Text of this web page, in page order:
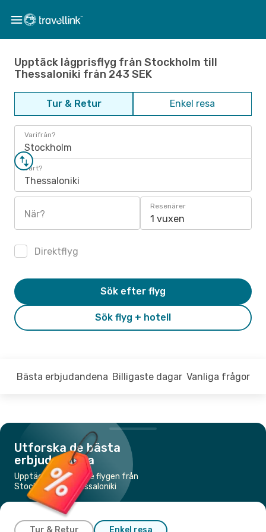
Upptäck lågprisflyg från Stockholm till
Thessaloniki från 243 SEK
Tur & Retur Enkel resa
Varifrån?
Stockholm
Vart?
Thessaloniki
När?
Resenärer
1 vuxen
Direktflyg
Sök flyg + hotell
Sök efter flyg
Bästa erbjudandena Billigaste dagar Vanliga frågor
Utforska de bästa
erbjudandena
Upptäck de billigaste flygen från
Stockholm till Thessaloniki
Tur & Retur Enkel resa